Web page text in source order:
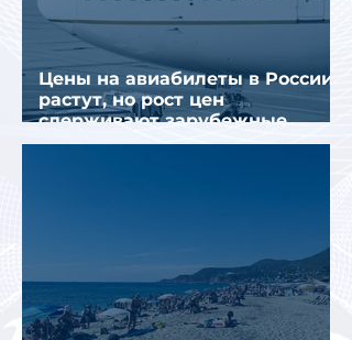
Цены на авиабилеты в России
растут, но рост цен
сдерживают зарубежные
конкуренты